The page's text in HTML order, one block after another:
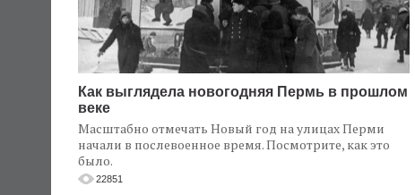
Как выглядела новогодняя Пермь в прошлом
веке
Масштабно отмечать Новый год на улицах Перми
начали в послевоенное время. Посмотрите, как это
было.
22851